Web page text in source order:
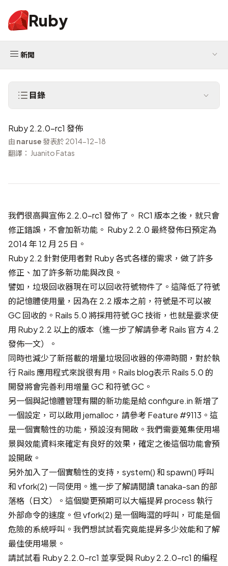
Ruby
新聞
目錄
Ruby 2.2.0-rc1 發佈
由 naruse發表於 2014-12-18
翻譯： Juanito Fatas
我們很高興宣佈 2.2.0-rc1 發佈了。 RC1 版本之後，就只會
修正錯誤，不會加新功能。 Ruby 2.2.0 最終發佈日預定為
2014 年 12 月 25 日。
Ruby 2.2 針對使用者對 Ruby 各式各樣的需求，做了許多
修正、加了許多新功能與改良。
譬如，垃圾回收器現在可以回收符號物件了。這降低了符號
的記憶體使用量，因為在 2.2 版本之前，符號是不可以被
GC 回收的。Rails 5.0 將採用符號 GC 技術，也就是要求使
用 Ruby 2.2 以上的版本（進一步了解請參考Rails 官方 4.2
發佈一文）。
同時也減少了新搭載的增量垃圾回收器的停滯時間，對於執
行 Rails 應用程式來說很有用。 Rails blog表示 Rails 5.0 的
開發將會完善利用增量 GC 和符號 GC。
另一個與記憶體管理有關的新功能是給 configure.in 新增了
一個設定，可以啟用 jemalloc，請參考Feature #9113 。這
是一個實驗性的功能，預設沒有開啟。我們需要蒐集使用場
景與效能資料來確定有良好的效果，確定之後這個功能會預
設開啟。
另外加入了一個實驗性的支持，system() 和 spawn() 呼叫
和 vfork(2) 一同使用。進一步了解請閱讀tanaka-san 的部
落格（日文）
。這個變更預期可以大幅提昇 process 執行
外部命令的速度。但 vfork(2) 是一個晦澀的呼叫，可能是個
危險的系統呼叫。我們想試試看究竟能提昇多少效能和了解
最佳使用場景。
請試試看 Ruby 2.2.0-rc1 並享受與 Ruby 2.2.0-rc1 的編程